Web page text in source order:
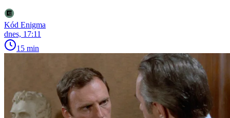
Kód Enigma
dnes, 17:11
15 min